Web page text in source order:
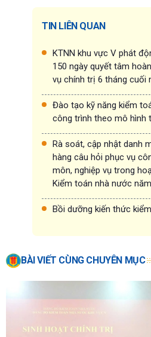
TIN LIÊN QUAN
KTNN khu vực V phát
150 ngày quyết tâm
vụ chính trị 6 tháng cuối
Đào tạo kỹ năng kiểm
công trình theo mô hình
Rà soát, cập nhật danh
hàng câu hỏi phục vụ
môn, nghiệp vụ trong
Kiểm toán nhà nước
Bồi dưỡng kiến thức
BÀI VIẾT CÙNG CHUYÊN MỤC